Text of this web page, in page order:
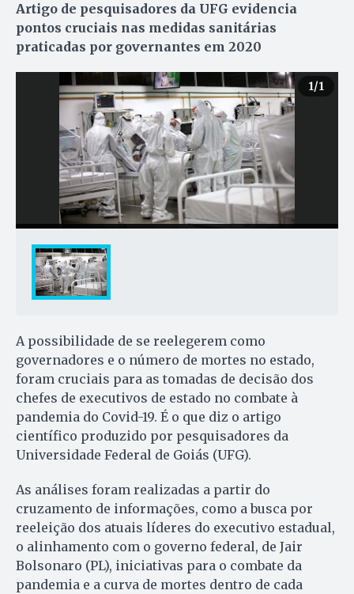
Artigo de pesquisadores da UFG evidencia
pontos cruciais nas medidas sanitárias
praticadas por governantes em 2020
1/1
A possibilidade de se reelegerem como
governadores e o número de mortes no estado,
foram cruciais para as tomadas de decisão dos
chefes de executivos de estado no combate à
pandemia do Covid-19. É o que diz o artigo
científico produzido por pesquisadores da
Universidade Federal de Goiás (UFG).
As análises foram realizadas a partir do
cruzamento de informações, como a busca por
reeleição dos atuais líderes do executivo estadual,
o alinhamento com o governo federal, de Jair
Bolsonaro (PL), iniciativas para o combate da
pandemia e a curva de mortes dentro de cada